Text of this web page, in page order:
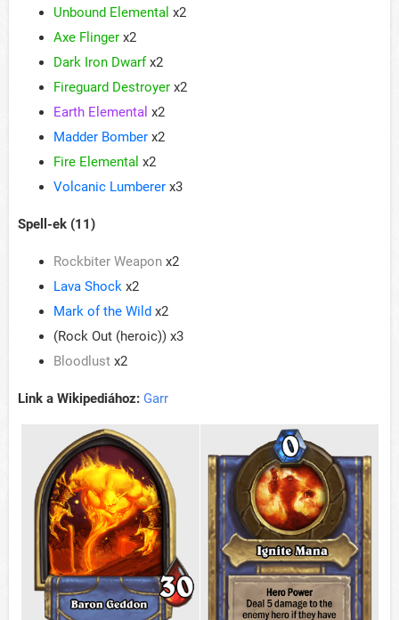
Unbound Elemental x2
Axe Flinger x2
Dark Iron Dwarfx2
Fireguard Destroyer x2
Earth Elemental x2
Madder Bomber x2
Fire Elemental x2
Volcanic Lumberer x3
Spell-ek (11)
Rockbiter Weapon x2
Lava Shock x2
Mark of the Wild x2
(Rock Out (heroic)) x3
Bloodlust x2
Link a Wikipediához: Garr